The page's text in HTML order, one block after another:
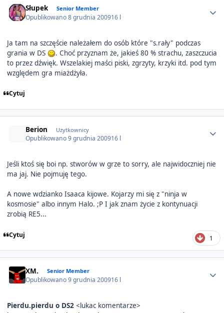
Słupek Senior Member
Opublikowano8 grudnia 200916 l
Ja tam na szczęście należałem do osób które "s.rały" podczas
grania w DS
. Choć przyznam że, jakieś 80 % strachu, zaszczucia
to przez dźwięk. Wszelakiej maści piski, zgrzyty, krzyki itd. pod tym
względem gra miażdżyła.
Cytuj
Berion Użytkownicy
Opublikowano9 grudnia 200916 l
Jeśli ktoś się boi np. stworów w grze to sorry, ale najwidoczniej nie
ma jaj. Nie pojmuję tego.
A nowe wdzianko Isaaca kijowe. Kojarzy mi się z "ninja w
kosmosie" albo innym Halo. ;P I jak znam życie z kontynuacji
zrobią RE5...
Cytuj 1
XM. Senior Member
Opublikowano9 grudnia 200916 l
Pierdu.pierdu o DS2<lukac komentarze>